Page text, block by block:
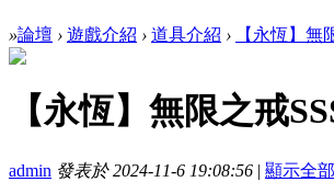
»論壇 › 遊戲介紹 › 道具介紹 › 【永恆】無
【永恆】無限之戒
admin 發表於 2024-11-6 19:08:56 | 顯示全